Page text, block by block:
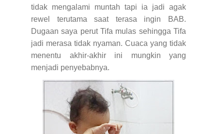
tidak mengalami muntah tapi ia jadi agak
rewel terutama saat terasa ingin BAB.
Dugaan saya perut Tifa mulas sehingga Tifa
jadi merasa tidak nyaman. Cuaca yang tidak
menentu akhir-akhir ini mungkin yang
menjadi penyebabnya.